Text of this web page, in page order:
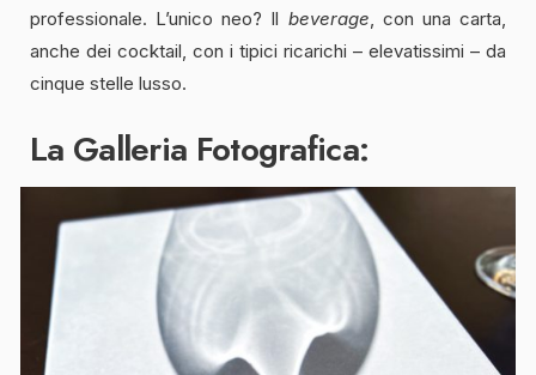
professionale. L’unico neo? Il beverage, con una carta,
anche dei cocktail, con i tipici ricarichi – elevatissimi – da
cinque stelle lusso.
La Galleria Fotografica: